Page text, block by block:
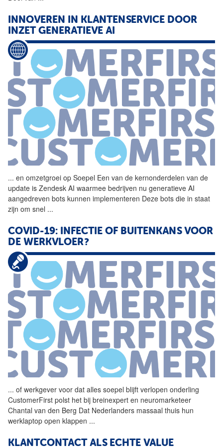
INNOVEREN IN KLANTENSERVICE DOOR
INZET GENERATIEVE AI
... en omzetgroei op Soepel Een van de kernonderdelen van de
update is Zendesk AI waarmee bedrijven nu generatieve AI
aangedreven bots kunnen implementeren Deze bots die in staat
zijn om snel ...
COVID-19: INFECTIE OF BUITENKANS VOOR
DE WERKVLOER?
... of werkgever voor dat alles soepel blijft verlopen onderling
CustomerFirst polst het bij breinexpert en neuromarketeer
Chantal van den Berg Dat Nederlanders massaal thuis hun
werklaptop open klappen ...
KLANTCONTACT ALS ECHTE VALUE